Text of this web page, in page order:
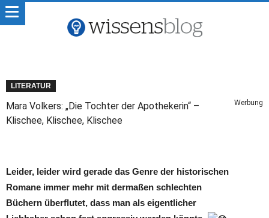
LITERATUR
Mara Volkers: „Die Tochter der Apothekerin“ –
Klischee, Klischee, Klischee
Werbung
Leider, leider wird gerade das Genre der historischen
Romane immer mehr mit dermaßen schlechten
Büchern überflutet, dass man als eigentlicher